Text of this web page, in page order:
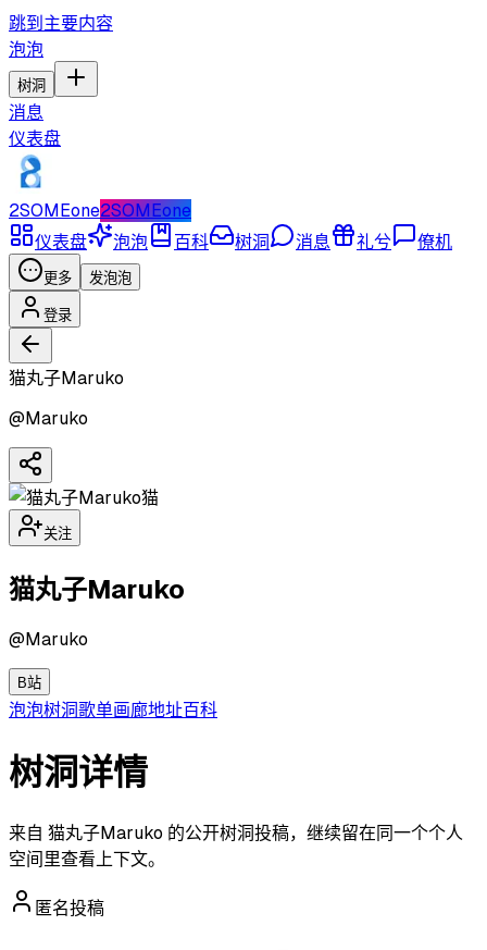
跳到主要内容
泡泡
树洞
消息
仪表盘
2SOMEone2SOMEone
仪表盘
泡泡 百科 树洞 消息 礼兮 僚机
更多 发泡泡
登录
猫丸子Maruko
@Maruko
猫
关注
猫丸子Maruko
@Maruko
B站
泡泡树洞歌单画廊地址百科
树洞详情
来自 猫丸子Maruko 的公开树洞投稿，继续留在同一个个人
空间里查看上下文。
匿名投稿